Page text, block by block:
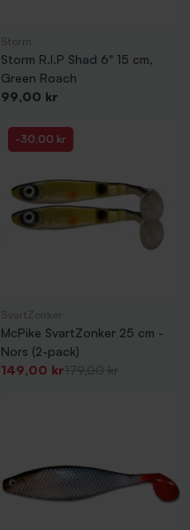
Storm R.I.P Shad 6" 15 cm,
Green Roach
Pris
99,00 kr
-30,00 kr
McPike SvartZonker 25 cm -
Nors (2-pack)
Pris
149,00 kr
-30,00 kr
Pris